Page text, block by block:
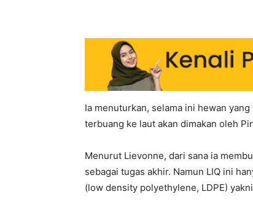
Ia menuturkan, selama ini hewan
terbuang ke laut akan dimakan oleh
Menurut Lievonne, dari sana ia
sebagai tugas akhir. Namun LIQ ini
(low density polyethylene, LDPE)